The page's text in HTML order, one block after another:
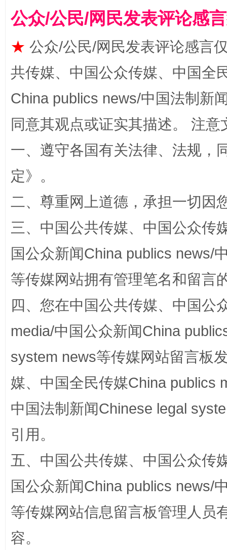
全民健身五年计划来了！等你上场
阿坝州三大球赛在茂县开幕 规模
公众/公民/网民发表评论感
★ 公众/公民/网民发表评论感言
共传媒、中国公众传媒、中国全
China publics news/中国法制新
同意其观点或证实其描述。 注
一、遵守各国有关法律、法规，
定》。
二、尊重网上道德，承担一切因
三、中国公共传媒、中国公众传
国公众新闻China publics news/
等传媒网站拥有管理笔名和留言
四、您在中国公共传媒、中国公
media/中国公众新闻China
system news等传媒网站留言板
媒、中国全民传媒China publics
中国法制新闻Chinese legal
引用。
五、中国公共传媒、中国公众传
国公众新闻China publics news/
等传媒网站信息留言板管理人员
容。